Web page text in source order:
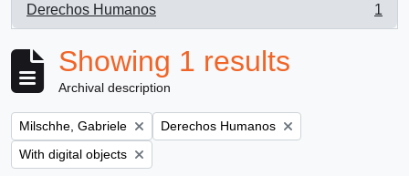
Derechos Humanos
, 1 results
1
Showing 1 results
Archival description
Remove filter:
Milschhe, Gabriele Remove filter:
Derechos Humanos
Remove filter:
With digital objects